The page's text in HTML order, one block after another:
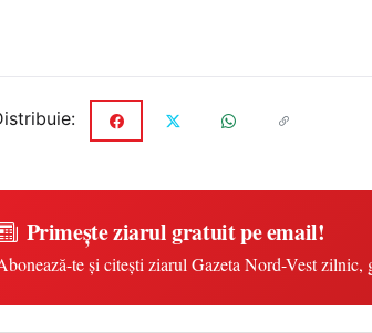
Primește ziarul gratuit pe email!
te și citești ziarul Gazeta Nord-Vest zilnic,